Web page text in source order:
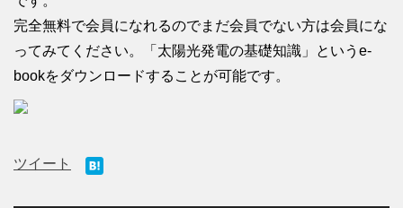
完全無料で会員になれるのでまだ会員でない方は会員にな
ってみてください。「太陽光発電の基礎知識」というe-
bookをダウンロードすることが可能です。
ツイート